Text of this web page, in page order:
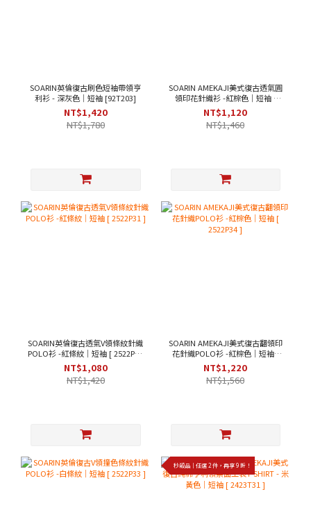
SOARIN英倫復古刷色短袖帶領亨
利衫 - 深灰色｜短袖 [92T203]
NT$1,420
NT$1,780
SOARIN AMEKAJI美式復古透氣圓
領印花針織衫 -紅棕色｜短袖 [
2524T26 ]
NT$1,120
NT$1,460
SOARIN英倫復古透氣V領條紋針織
POLO衫 -紅條紋｜短袖 [ 2522P31
]
NT$1,080
NT$1,420
SOARIN AMEKAJI美式復古翻領印
花針織POLO衫 -紅棕色｜短袖 [
2522P34 ]
NT$1,220
NT$1,560
秒殺品｜任選 2 件，再享 9 折！